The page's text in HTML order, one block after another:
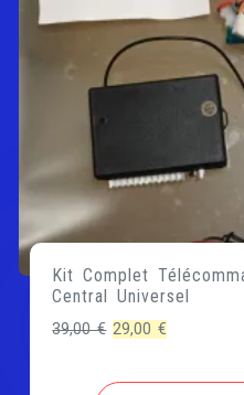
Kit Complet
Central Universel
39,00€ Le
initial
29,00€
actuel